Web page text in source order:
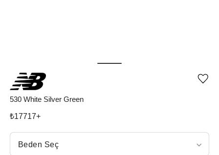
530 White Silver Green
₺17717+
Beden Seç
Beden Seç